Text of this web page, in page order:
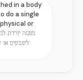
in a body
do a single
or
נשמה יורדת
לשבעים או